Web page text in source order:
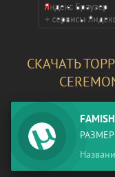
СКАЧАТЬ